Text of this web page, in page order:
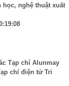
học, nghệ thuật xuất
Tạp chí Alunmay
chí điện tử Tri